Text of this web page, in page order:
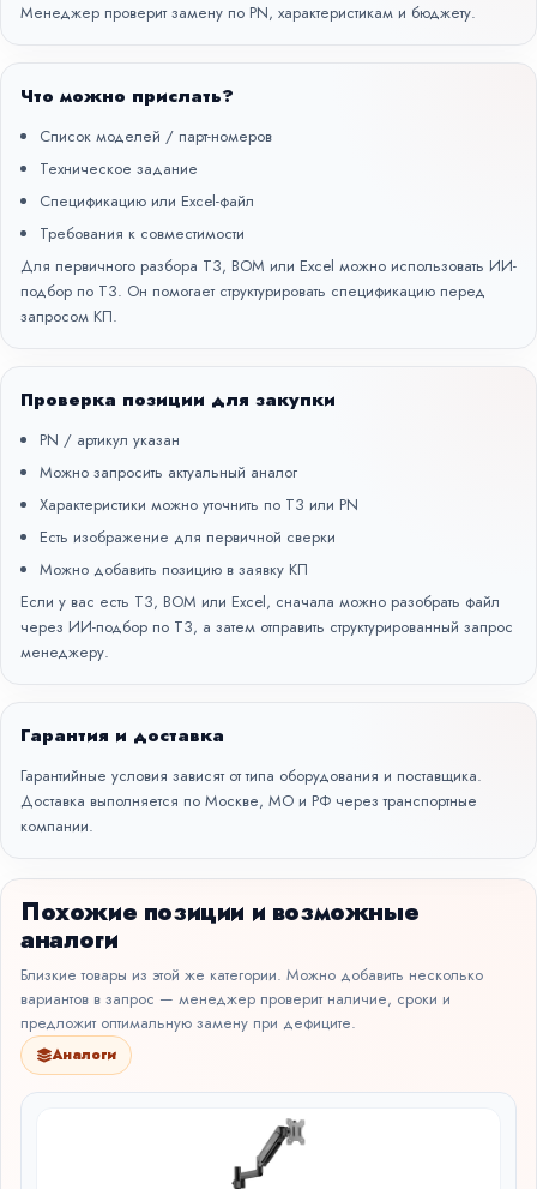
Менеджер проверит замену по PN, характеристикам и бюджету.
Что можно прислать?
Список моделей / парт-номеров
Техническое задание
Спецификацию или Excel-файл
Требования к совместимости
Для первичного разбора ТЗ, BOM или Excel можно использовать ИИ-
подбор по ТЗ. Он помогает структурировать спецификацию перед
запросом КП.
Проверка позиции для закупки
PN / артикул указан
Можно запросить актуальный аналог
Характеристики можно уточнить по ТЗ или PN
Есть изображение для первичной сверки
Можно добавить позицию в заявку КП
Если у вас есть ТЗ, BOM или Excel, сначала можно разобрать файл
через ИИ-подбор по ТЗ, а затем отправить структурированный запрос
менеджеру.
Гарантия и доставка
Гарантийные условия зависят от типа оборудования и поставщика.
Доставка выполняется по Москве, МО и РФ через транспортные
компании.
Похожие позиции и возможные
аналоги
Близкие товары из этой же категории. Можно добавить несколько
вариантов в запрос — менеджер проверит наличие, сроки и
предложит оптимальную замену при дефиците.
Аналоги